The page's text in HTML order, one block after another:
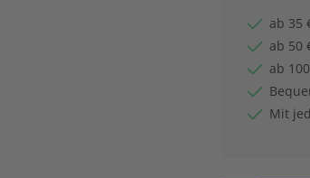
ab 35
ab 50
ab
Mit